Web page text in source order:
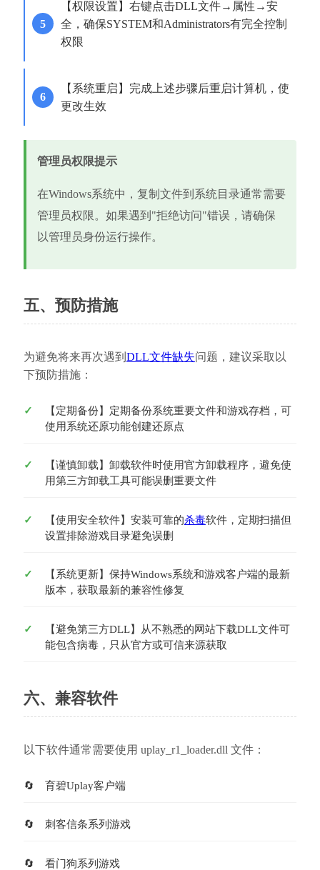
【权限设置】右键点击DLL文件→属性→安
全，确保SYSTEM和Administrators有完全控制
权限
【系统重启】完成上述步骤后重启计算机，使
更改生效
管理员权限提示
在Windows系统中，复制文件到系统目录通常需要
管理员权限。如果遇到"拒绝访问"错误，请确保
以管理员身份运行操作。
五、预防措施
为避免将来再次遇到 DLL文件缺失问题，建议采取以
下预防措施：
【定期备份】定期备份系统重要文件和游戏存档，可
使用系统还原功能创建还原点
【谨慎卸载】卸载软件时使用官方卸载程序，避免使
用第三方卸载工具可能误删重要文件
【使用安全软件】安装可靠的杀毒软件，定期扫描但
设置排除游戏目录避免误删
【系统更新】保持Windows系统和游戏客户端的最新
版本，获取最新的兼容性修复
【避免第三方DLL】从不熟悉的网站下载DLL文件可
能包含病毒，只从官方或可信来源获取
六、兼容软件
以下软件通常需要使用 uplay_r1_loader.dll 文件：
育碧Uplay客户端
刺客信条系列游戏
看门狗系列游戏